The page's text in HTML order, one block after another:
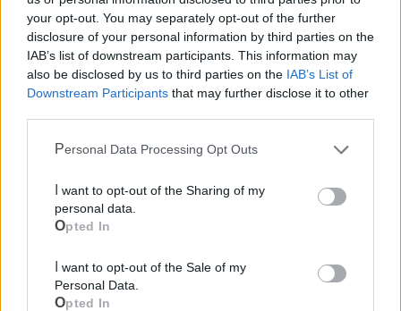
your opt-out. You may separately opt-out of the further
disclosure of your personal information by third parties on the
IAB’s list of downstream participants. This information may
also be disclosed by us to third parties on the IAB’s List of
Downstream Participants that may further disclose it to other
Personal Data Processing Opt Outs
personal data.
Opted In
Personal Data.
Opted In
Mondo CIA
Cia Agricoltori Italiani | Puglia - Area Due
Mari